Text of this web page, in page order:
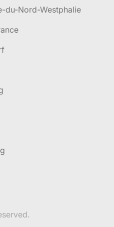
du-Nord-Westphalie